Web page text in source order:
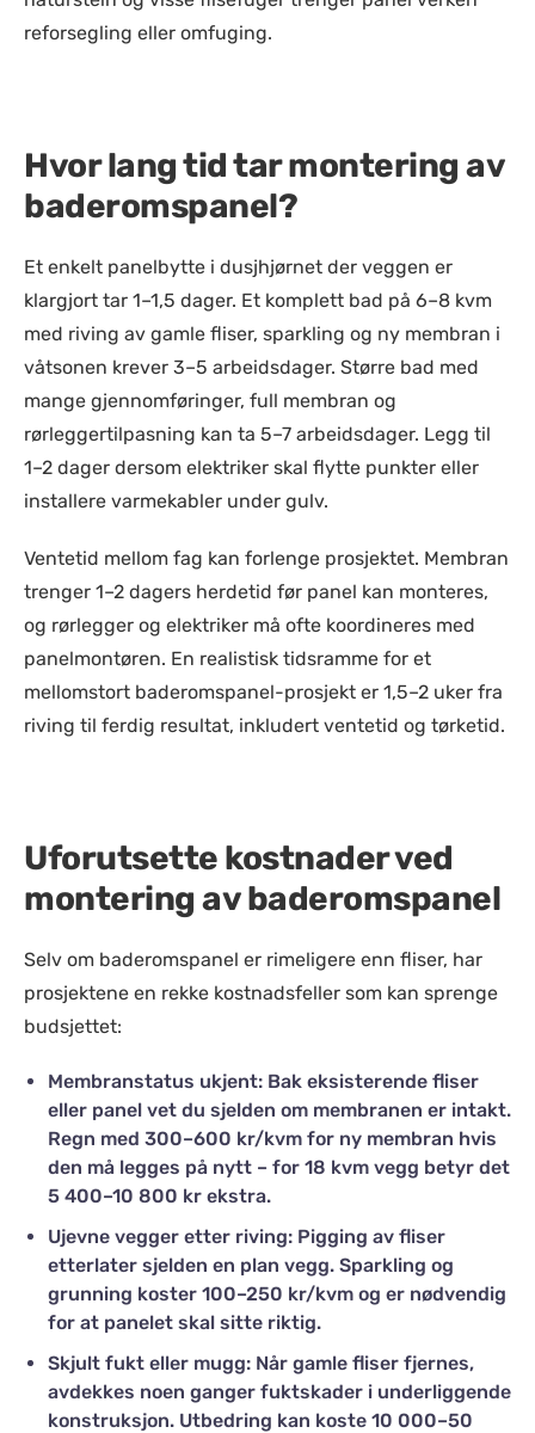
reforsegling eller omfuging.
Hvor lang tid tar montering av
baderomspanel?
Et enkelt panelbytte i dusjhjørnet der veggen er
klargjort tar 1–1,5 dager. Et komplett bad på 6–8 kvm
med riving av gamle fliser, sparkling og ny membran i
våtsonen krever 3–5 arbeidsdager. Større bad med
mange gjennomføringer, full membran og
rørleggertilpasning kan ta 5–7 arbeidsdager. Legg til
1–2 dager dersom elektriker skal flytte punkter eller
installere varmekabler under gulv.
Ventetid mellom fag kan forlenge prosjektet. Membran
trenger 1–2 dagers herdetid før panel kan monteres,
og rørlegger og elektriker må ofte koordineres med
panelmontøren. En realistisk tidsramme for et
mellomstort baderomspanel-prosjekt er 1,5–2 uker fra
riving til ferdig resultat, inkludert ventetid og tørketid.
Uforutsette kostnader ved
montering av baderomspanel
Selv om baderomspanel er rimeligere enn fliser, har
prosjektene en rekke kostnadsfeller som kan sprenge
budsjettet:
Membranstatus ukjent: Bak eksisterende fliser
eller panel vet du sjelden om membranen er intakt.
Regn med 300–600 kr/kvm for ny membran hvis
den må legges på nytt – for 18 kvm vegg betyr det
5 400–10 800 kr ekstra.
Ujevne vegger etter riving: Pigging av fliser
etterlater sjelden en plan vegg. Sparkling og
grunning koster 100–250 kr/kvm og er nødvendig
for at panelet skal sitte riktig.
Skjult fukt eller mugg: Når gamle fliser fjernes,
avdekkes noen ganger fuktskader i underliggende
konstruksjon. Utbedring kan koste 10 000–50